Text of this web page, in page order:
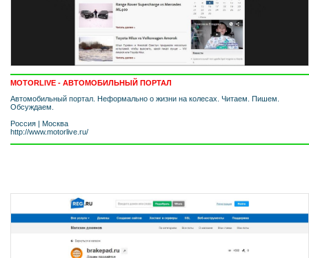
MOTORLIVE - АВТОМОБИЛЬНЫЙ ПОРТАЛ
Автомобильный портал. Неформально о жизни на колесах. Читаем. Пишем.
Обсуждаем.
Россия | Москва
http://www.motorlive.ru/